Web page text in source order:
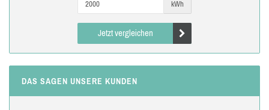
kWh
Jetzt vergleichen
DAS SAGEN UNSERE KUNDEN